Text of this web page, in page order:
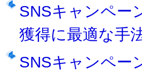
SNSキャンペー
獲得に最適な手
SNSキャンペー